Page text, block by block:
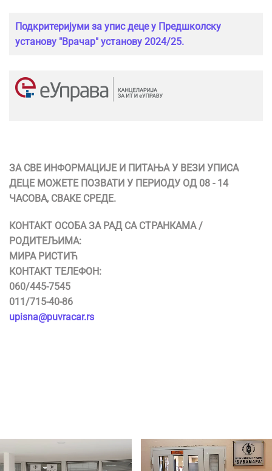
Подкритеријуми за упис деце у Предшколску
установу "Врачар" установу 2024/25.
ЗА СВЕ ИНФОРМАЦИЈЕ И ПИТАЊА У ВЕЗИ УПИСА
ДЕЦЕ МОЖЕТЕ ПОЗВАТИ У ПЕРИОДУ ОД 08 - 14
ЧАСОВА, СВАКЕ СРЕДЕ.
КОНТАКТ ОСОБА ЗА РАД СА СТРАНКАМА /
РОДИТЕЉИМА:
МИРА РИСТИЋ
КОНТАКТ ТЕЛЕФОН:
060/445-7545
011/715-40-86
upisna@puvracar.rs